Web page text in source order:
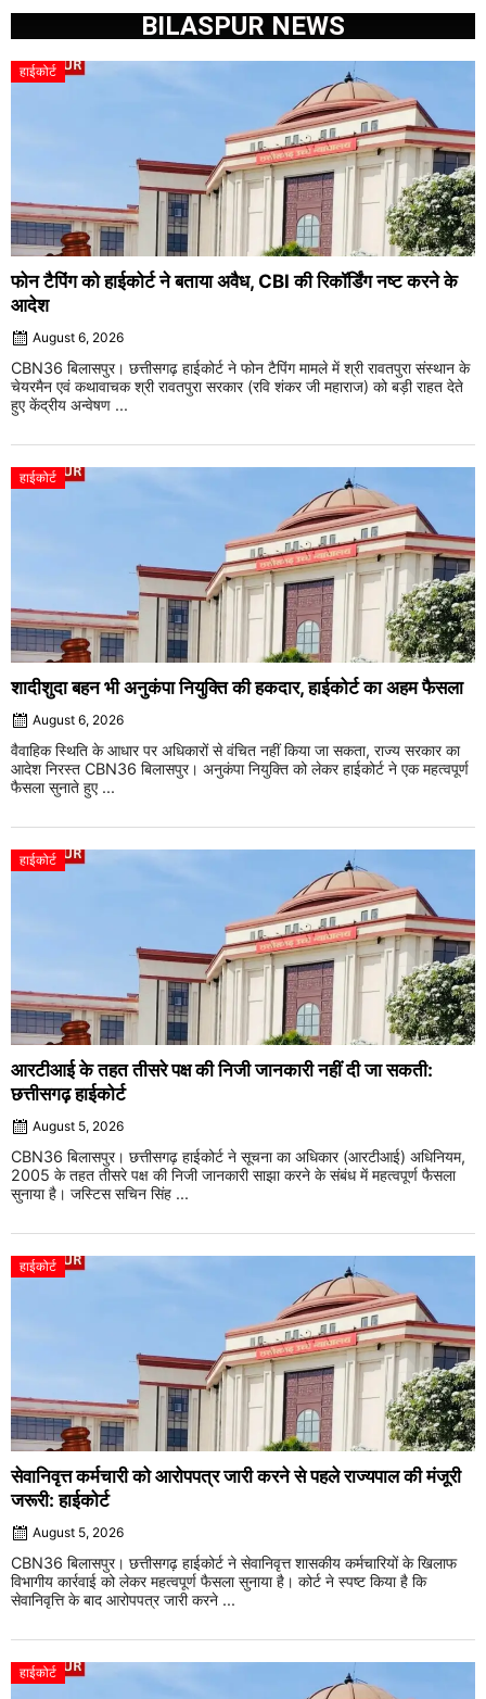
BILASPUR NEWS
हाईकोर्ट
फोन टैपिंग को हाईकोर्ट ने बताया अवैध, CBI की रिकॉर्डिंग नष्ट करने के
आदेश
August 6, 2026
CBN36 बिलासपुर। छत्तीसगढ़ हाईकोर्ट ने फोन टैपिंग मामले में श्री रावतपुरा संस्थान के
चेयरमैन एवं कथावाचक श्री रावतपुरा सरकार (रवि शंकर जी महाराज) को बड़ी राहत देते
हुए केंद्रीय अन्वेषण ...
हाईकोर्ट
शादीशुदा बहन भी अनुकंपा नियुक्ति की हकदार, हाईकोर्ट का अहम फैसला
August 6, 2026
वैवाहिक स्थिति के आधार पर अधिकारों से वंचित नहीं किया जा सकता, राज्य सरकार का
आदेश निरस्त CBN36 बिलासपुर। अनुकंपा नियुक्ति को लेकर हाईकोर्ट ने एक महत्वपूर्ण
फैसला सुनाते हुए ...
हाईकोर्ट
आरटीआई के तहत तीसरे पक्ष की निजी जानकारी नहीं दी जा सकती:
छत्तीसगढ़ हाईकोर्ट
August 5, 2026
CBN36 बिलासपुर। छत्तीसगढ़ हाईकोर्ट ने सूचना का अधिकार (आरटीआई) अधिनियम,
2005 के तहत तीसरे पक्ष की निजी जानकारी साझा करने के संबंध में महत्वपूर्ण फैसला
सुनाया है। जस्टिस सचिन सिंह ...
हाईकोर्ट
सेवानिवृत्त कर्मचारी को आरोपपत्र जारी करने से पहले राज्यपाल की मंजूरी
जरूरी: हाईकोर्ट
August 5, 2026
CBN36 बिलासपुर। छत्तीसगढ़ हाईकोर्ट ने सेवानिवृत्त शासकीय कर्मचारियों के खिलाफ
विभागीय कार्रवाई को लेकर महत्वपूर्ण फैसला सुनाया है। कोर्ट ने स्पष्ट किया है कि
सेवानिवृत्ति के बाद आरोपपत्र जारी करने ...
हाईकोर्ट